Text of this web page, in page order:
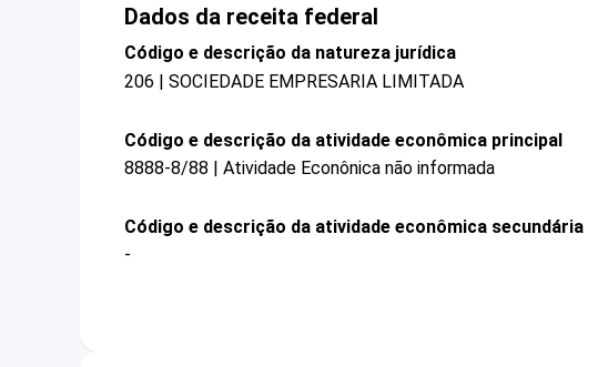
Dados da receita federal
Código e descrição da natureza jurídica
206 | SOCIEDADE EMPRESARIA LIMITADA
Código e descrição da atividade econômica principal
8888-8/88 | Atividade Econônica não informada
Código e descrição da atividade econômica secundária
-